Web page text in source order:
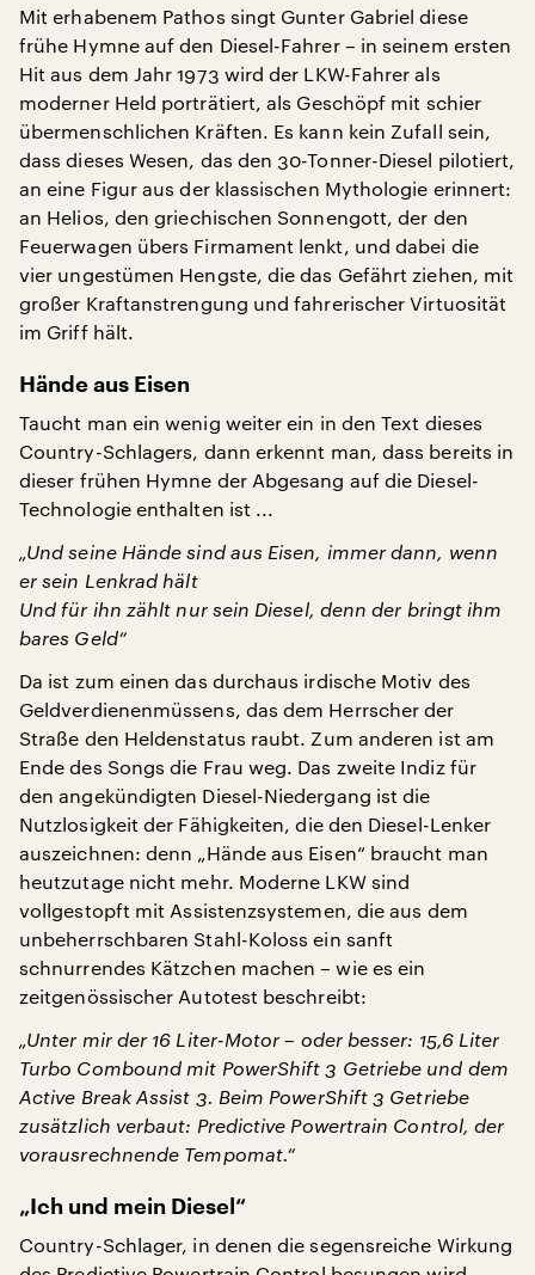
Mit erhabenem Pathos singt Gunter Gabriel diese
frühe Hymne auf den Diesel-Fahrer – in seinem ersten
Hit aus dem Jahr 1973 wird der LKW-Fahrer als
moderner Held porträtiert, als Geschöpf mit schier
übermenschlichen Kräften. Es kann kein Zufall sein,
dass dieses Wesen, das den 30-Tonner-Diesel pilotiert,
an eine Figur aus der klassischen Mythologie erinnert:
an Helios, den griechischen Sonnengott, der den
Feuerwagen übers Firmament lenkt, und dabei die
vier ungestümen Hengste, die das Gefährt ziehen, mit
großer Kraftanstrengung und fahrerischer Virtuosität
im Griff hält.
Hände aus Eisen
Taucht man ein wenig weiter ein in den Text dieses
Country-Schlagers, dann erkennt man, dass bereits in
dieser frühen Hymne der Abgesang auf die Diesel-
Technologie enthalten ist ...
„Und seine Hände sind aus Eisen, immer dann, wenn
er sein Lenkrad hält
Und für ihn zählt nur sein Diesel, denn der bringt ihm
bares Geld“
Da ist zum einen das durchaus irdische Motiv des
Geldverdienenmüssens, das dem Herrscher der
Straße den Heldenstatus raubt. Zum anderen ist am
Ende des Songs die Frau weg. Das zweite Indiz für
den angekündigten Diesel-Niedergang ist die
Nutzlosigkeit der Fähigkeiten, die den Diesel-Lenker
auszeichnen: denn „Hände aus Eisen“ braucht man
heutzutage nicht mehr. Moderne LKW sind
vollgestopft mit Assistenzsystemen, die aus dem
unbeherrschbaren Stahl-Koloss ein sanft
schnurrendes Kätzchen machen – wie es ein
zeitgenössischer Autotest beschreibt:
„Unter mir der 16 Liter-Motor – oder besser: 15,6 Liter
Turbo Combound mit PowerShift 3 Getriebe und dem
Active Break Assist 3. Beim PowerShift 3 Getriebe
zusätzlich verbaut: Predictive Powertrain Control, der
vorausrechnende Tempomat.“
„Ich und mein Diesel“
Country-Schlager, in denen die segensreiche Wirkung